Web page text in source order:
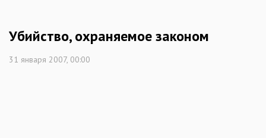
Убийство, охраняемое законом
31 января 2007, 00:00